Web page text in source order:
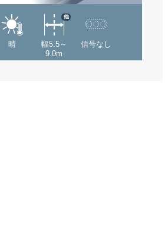
晴
幅5.5～
9.0m
他
信号なし